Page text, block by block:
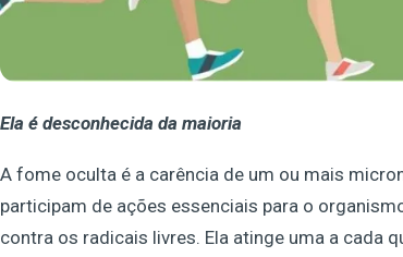
Ela é desconhecida da maioria
A fome oculta é a carência de um ou mais
participam de ações essenciais para o
contra os radicais livres. Ela atinge uma a cada